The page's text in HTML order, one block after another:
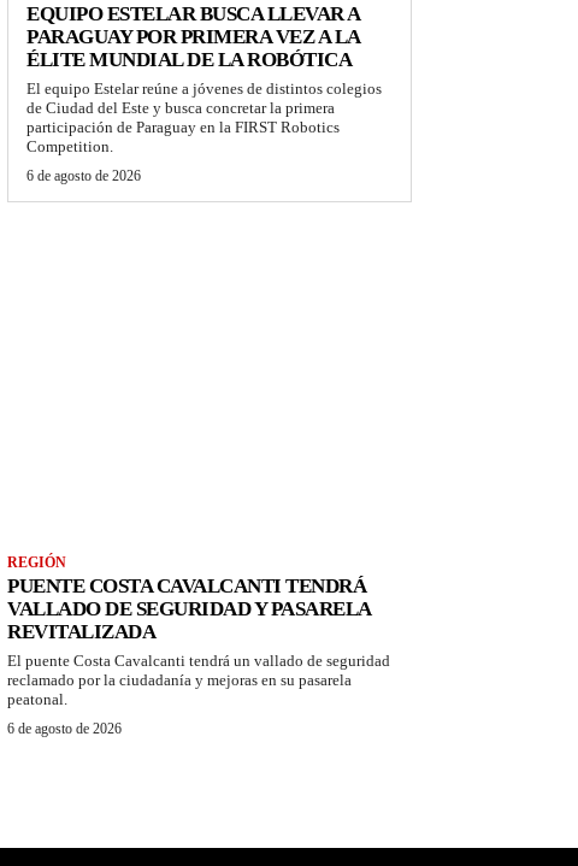
EQUIPO ESTELAR BUSCA LLEVAR A
PARAGUAY POR PRIMERA VEZ A LA
ÉLITE MUNDIAL DE LA ROBÓTICA
El equipo Estelar reúne a jóvenes de distintos colegios
de Ciudad del Este y busca concretar la primera
participación de Paraguay en la FIRST Robotics
Competition.
6 de agosto de 2026
REGIÓN
PUENTE COSTA CAVALCANTI TENDRÁ
VALLADO DE SEGURIDAD Y PASARELA
REVITALIZADA
El puente Costa Cavalcanti tendrá un vallado de seguridad
reclamado por la ciudadanía y mejoras en su pasarela
peatonal.
6 de agosto de 2026